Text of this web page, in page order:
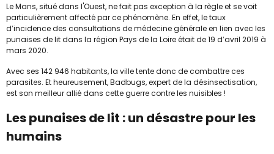
Le Mans, situé dans l'Ouest, ne fait pas exception à la règle et se voit
particulièrement affecté par ce phénomène. En effet, le taux
d’incidence des consultations de médecine générale en lien avec les
punaises de lit dans la région Pays de la Loire était de 19 d’avril 2019 à
mars 2020.
Avec ses 142 946 habitants, la ville tente donc de combattre ces
parasites. Et heureusement, Badbugs, expert de la désinsectisation,
est son meilleur allié dans cette guerre contre les nuisibles !
Les punaises de lit : un désastre pour les
humains